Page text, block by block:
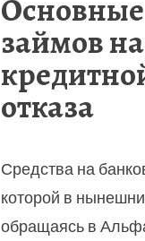
займов
отказа
Средства на
которой в
обращаясь в